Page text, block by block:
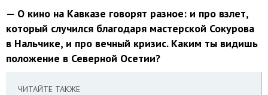
— О кино на Кавказе говорят разное: и про взлет,
который случился благодаря мастерской Сокурова
в Нальчике, и про вечный кризис. Каким ты видишь
положение в Северной Осетии?
ЧИТАЙТЕ ТАКЖЕ